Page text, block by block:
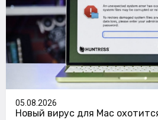
05.08.2026
Новый вирус для Mac